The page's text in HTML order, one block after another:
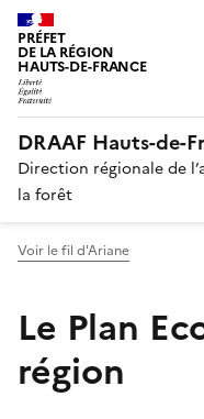
PRÉFET
DE LA RÉGION
HAUTS-DE-FRANCE
DRAAF Hauts-de-
Direction régionale de
la forêt
Voir le fil d'Ariane
Le Plan
région